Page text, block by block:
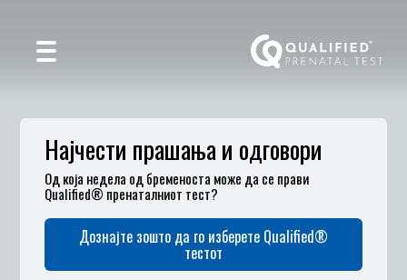
Најчести прашања и одговори
Од која недела од бременоста може да се прави
Qualified® пренаталниот тест?
Дознајте зошто да го изберете Qualified®
тестот